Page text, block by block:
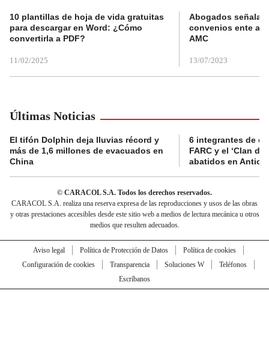
10 plantillas de hoja de vida gratuitas
para descargar en Word: ¿Cómo
convertirla a PDF?
11/02/2025
Abogados
convenios ente
AMC
13/07/2023
Últimas Noticias
El tifón Dolphin deja lluvias récord y
más de 1,6 millones de evacuados en
China
6 integrantes de
FARC y el ‘Clan
abatidos en
© CARACOL S.A. Todos los derechos reservados.
CARACOL S.A. realiza una reserva expresa de las reproducciones y usos de las obras
y otras prestaciones accesibles desde este sitio web a medios de lectura mecánica u otros
medios que resulten adecuados.
Aviso legal Política de Protección de Datos
Política de cookies
Configuración de cookies
Transparencia Soluciones W
Teléfonos
Escríbanos